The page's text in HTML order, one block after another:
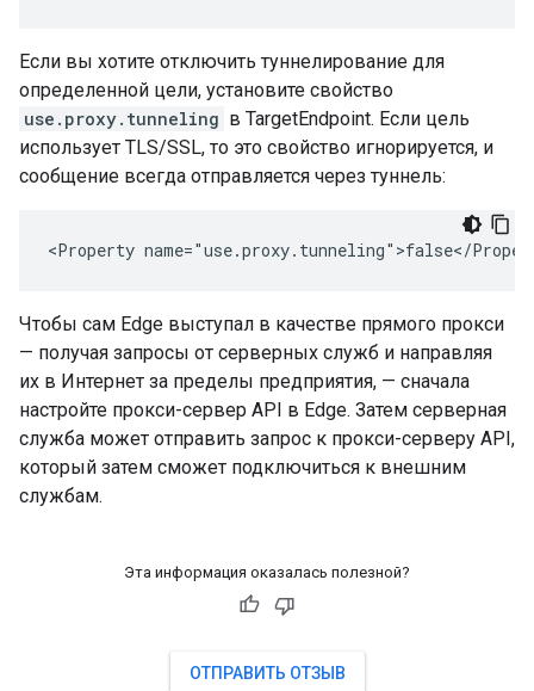
Если вы хотите отключить туннелирование для
определенной цели, установите свойство
use.proxy.tunneling в TargetEndpoint. Если цель
использует TLS/SSL, то это свойство игнорируется, и
сообщение всегда отправляется через туннель:
<Property name="use.proxy.tunneling">false</
Чтобы сам Edge выступал в качестве прямого прокси
— получая запросы от серверных служб и направляя
их в Интернет за пределы предприятия, — сначала
настройте прокси-сервер API в Edge. Затем серверная
служба может отправить запрос к прокси-серверу API,
который затем сможет подключиться к внешним
службам.
Эта информация оказалась полезной?
ОТПРАВИТЬ ОТЗЫВ